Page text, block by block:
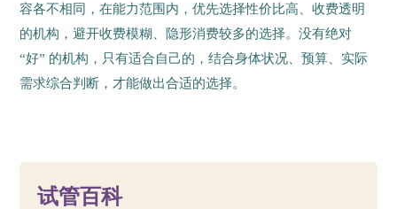
容各不相同，在能力范围内，优先选择性价比高、收费透明
的机构，避开收费模糊、隐形消费较多的选择。没有绝对
“好” 的机构，只有适合自己的，结合身体状况、预算、实际
需求综合判断，才能做出合适的选择。
试管百科